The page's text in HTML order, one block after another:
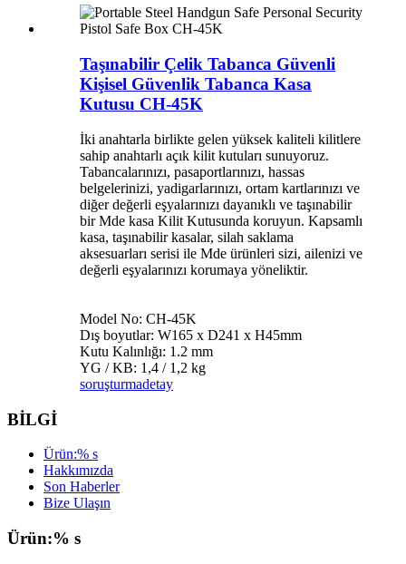
Taşınabilir Çelik Tabanca Güvenli
Kişisel Güvenlik Tabanca Kasa
Kutusu CH-45K
İki anahtarla birlikte gelen yüksek kaliteli kilitlere
sahip anahtarlı açık kilit kutuları sunuyoruz.
Tabancalarınızı, pasaportlarınızı, hassas
belgelerinizi, yadigarlarınızı, ortam kartlarınızı ve
diğer değerli eşyalarınızı dayanıklı ve taşınabilir
bir Mde kasa Kilit Kutusunda koruyun. Kapsamlı
kasa, taşınabilir kasalar, silah saklama
aksesuarları serisi ile Mde ürünleri sizi, ailenizi ve
değerli eşyalarınızı korumaya yöneliktir.
Model No: CH-45K
Dış boyutlar: W165 x D241 x H45mm
Kutu Kalınlığı: 1.2 mm
YG / KB: 1,4 / 1,2 kg
soruşturmadetay
BİLGİ
Ürün:% s
Hakkımızda
Son Haberler
Bize Ulaşın
Ürün:% s